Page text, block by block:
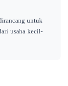
untuk
usaha kecil-